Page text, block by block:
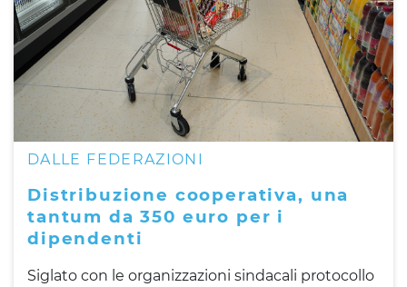
DALLE FEDERAZIONI
Distribuzione cooperativa, una
tantum da 350 euro per i
dipendenti
Siglato con le organizzazioni sindacali protocollo